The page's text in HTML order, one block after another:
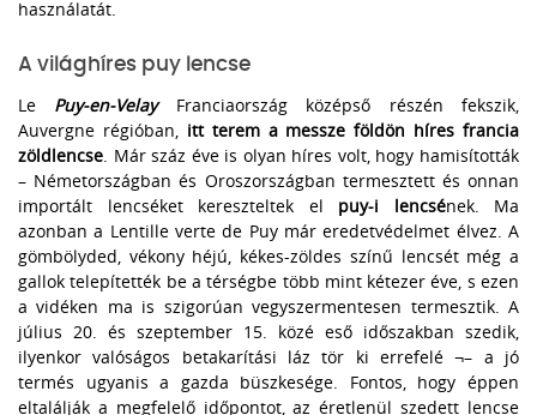
használatát.
A világhíres puy lencse
Le Puy-en-VelayFranciaország középső részén fekszik,
Auvergne régióban, itt terem a messze földön híres francia
zöldlencse. Már száz éve is olyan híres volt, hogy hamisították
– Németországban és Oroszországban termesztett és onnan
importált lencséket kereszteltek el puy-i lencsének. Ma
azonban a Lentille verte de Puy már eredetvédelmet élvez. A
gömbölyded, vékony héjú, kékes-zöldes színű lencsét még a
gallok telepítették be a térségbe több mint kétezer éve, s ezen
a vidéken ma is szigorúan vegyszermentesen termesztik. A
július 20. és szeptember 15. közé eső időszakban szedik,
ilyenkor valóságos betakarítási láz tör ki errefelé ¬– a jó
termés ugyanis a gazda büszkesége. Fontos, hogy éppen
eltalálják a megfelelő időpontot, az éretlenül szedett lencse